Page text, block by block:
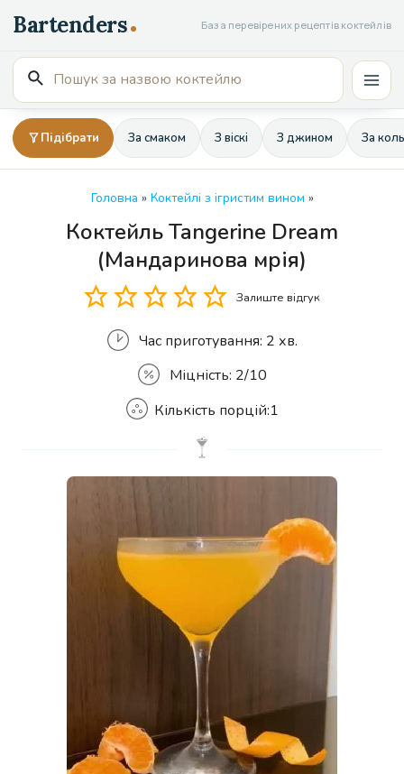
до
вмісту
База перевірених рецептів коктейлів
Пошук
для:
Підібрати За смаком З віскі З джином За
Головна » Коктейлі з ігристим вином »
Коктейль Tangerine Dream
(Мандаринова мрія)
Залиште відгук
Час приготування: 2 хв.
Міцність: 2/10
Кількість
Кількість порцій:1